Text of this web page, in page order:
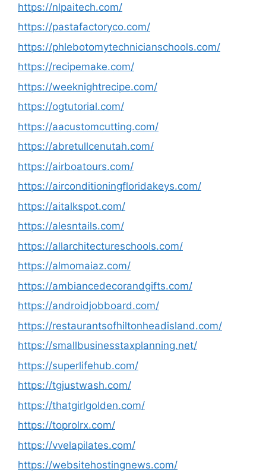
https://nlpaitech.com/
https://pastafactoryco.com/
https://phlebotomytechnicianschools.com/
https://recipemake.com/
https://weeknightrecipe.com/
https://ogtutorial.com/
https://aacustomcutting.com/
https://abretullcenutah.com/
https://airboatours.com/
https://airconditioningfloridakeys.com/
https://aitalkspot.com/
https://alesntails.com/
https://allarchitectureschools.com/
https://almomaiaz.com/
https://ambiancedecorandgifts.com/
https://androidjobboard.com/
https://restaurantsofhiltonheadisland.com/
https://smallbusinesstaxplanning.net/
https://superlifehub.com/
https://tgjustwash.com/
https://thatgirlgolden.com/
https://toprolrx.com/
https://vvelapilates.com/
https://websitehostingnews.com/